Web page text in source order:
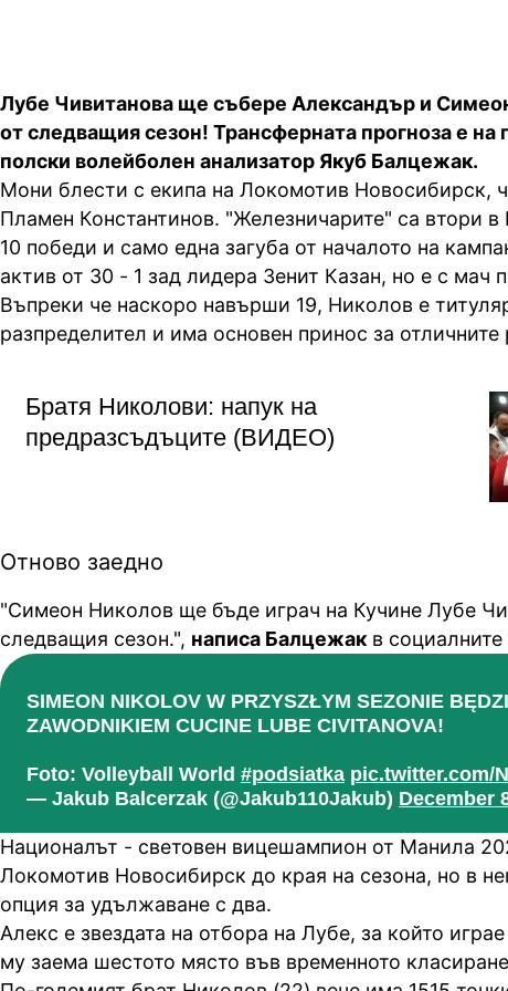
Лубе Чивитанова ще събере Александър и
от следващия сезон! Трансферната прогноза е на
полски волейболен анализатор Якуб Балцежак.
Мони блести с екипа на Локомотив Новосибирск,
Пламен Константинов. "Железничарите" са втори в
10 победи и само една загуба от началото на
актив от 30 - 1 зад лидера Зенит Казан, но е с мач
Въпреки че наскоро навърши 19, Николов е
разпределител и има основен принос за отличните
Братя Николови: напук на
предразсъдъците (ВИДЕО)
Отново заедно
"Симеон Николов ще бъде играч на Кучине Лубе
следващия сезон.", написа Балцежак в
SIMEON NIKOLOV W PRZYSZŁYM SEZONIE
ZAWODNIKIEM CUCINE LUBE CIVITANOVA!
Foto: Volleyball World #podsiatka pic.twitter.com/
— Jakub Balcerzak (@Jakub110Jakub) December
Националът - световен вицешампион от Манила
Локомотив Новосибирск до края на сезона, но в
опция за удължаване с два.
Алекс е звездата на отбора на Лубе, за който
му заема шестото място във временното